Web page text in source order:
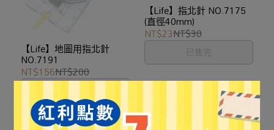
【Life】地圖用指北針
NO.7191
NT$156NT$200
【Life】指北針 NO.7175
(直徑40mm)
NT$23NT$30
已售完